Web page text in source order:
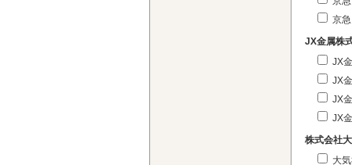
京
JX金属株
JX
JX
JX
JX
株式会社
大